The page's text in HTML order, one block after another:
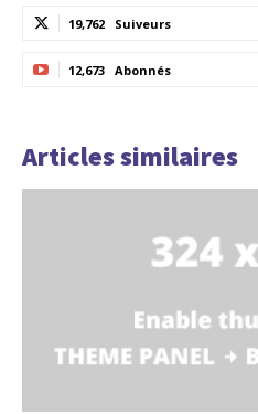
19,762 Suiveurs
12,673 Abonnés
Articles similaires